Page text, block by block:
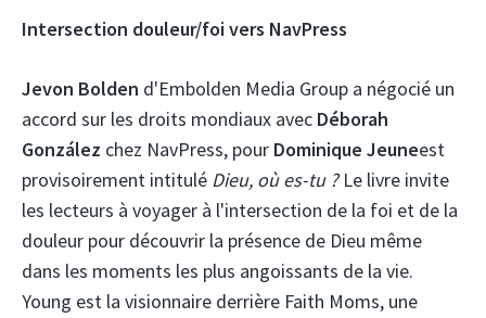
Intersection douleur/foi vers NavPress
Jevon Bolden d'Embolden Media Group a négocié un
accord sur les droits mondiaux avec Déborah
González chez NavPress, pour Dominique Jeuneest
provisoirement intitulé Dieu, où es-tu ?Le livre invite
les lecteurs à voyager à l'intersection de la foi et de la
douleur pour découvrir la présence de Dieu même
dans les moments les plus angoissants de la vie.
Young est la visionnaire derrière Faith Moms, une